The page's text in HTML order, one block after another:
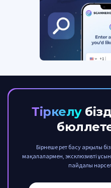
Тіркелу
Бірнеше рет басу арқылы
мақалалармен, эксклюзивті
пайдалы